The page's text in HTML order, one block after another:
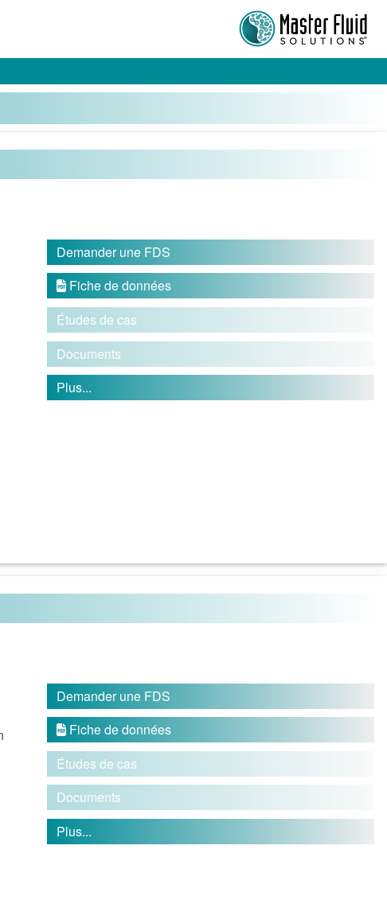
Demander une FDS
 Fiche de données
Études de cas
Documents
Plus...
Demander une FDS
 Fiche de données
Études de cas
Documents
Plus...